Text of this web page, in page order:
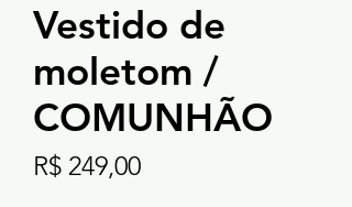
Vestido de
moletom /
COMUNHÃO
R$ 249,00Preço